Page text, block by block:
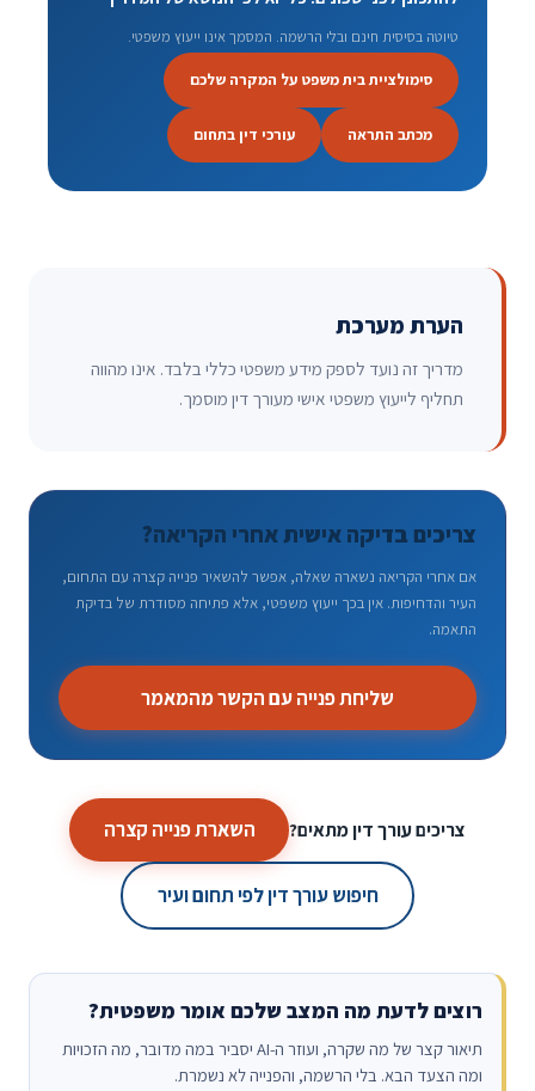
טיוטה בסיסית חינם ובלי הרשמה. המסמך אינו ייעוץ משפטי.
סימולציית בית משפט על המקרה שלכם
מכתב התראה עורכי דין בתחום
הערת מערכת
מדריך זה נועד לספק מידע משפטי כללי בלבד. אינו מהווה
תחליף לייעוץ משפטי אישי מעורך דין מוסמך.
צריכים בדיקה אישית אחרי הקריאה?
אם אחרי הקריאה נשארה שאלה, אפשר להשאיר פנייה קצרה עם התחום,
העיר והדחיפות. אין בכך ייעוץ משפטי, אלא פתיחה מסודרת של בדיקת
התאמה.
שליחת פנייה עם הקשר מהמאמר
צריכים עורך דין מתאים? השארת פנייה קצרה
חיפוש עורך דין לפי תחום ועיר
רוצים לדעת מה המצב שלכם אומר משפטית?
תיאור קצר של מה שקרה, ועוזר ה-AI יסביר במה מדובר, מה הזכויות
ומה הצעד הבא. בלי הרשמה, והפנייה לא נשמרת.